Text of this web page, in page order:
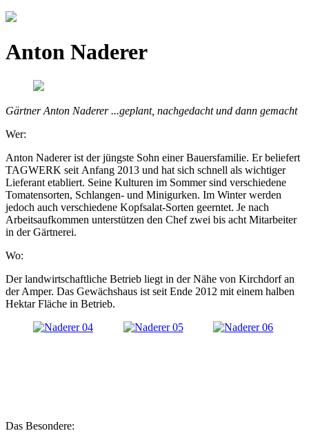
Anton Naderer
Gärtner Anton Naderer ...geplant, nachgedacht und dann gemacht
Wer:
Anton Naderer ist der jüngste Sohn einer Bauersfamilie. Er beliefert
TAGWERK seit Anfang 2013 und hat sich schnell als wichtiger
Lieferant etabliert. Seine Kulturen im Sommer sind verschiedene
Tomatensorten, Schlangen- und Minigurken. Im Winter werden
jedoch auch verschiedene Kopfsalat-Sorten geerntet. Je nach
Arbeitsaufkommen unterstützen den Chef zwei bis acht Mitarbeiter
in der Gärtnerei.
Wo:
Der landwirtschaftliche Betrieb liegt in der Nähe von Kirchdorf an
der Amper. Das Gewächshaus ist seit Ende 2012 mit einem halben
Hektar Fläche in Betrieb.
Das Besondere: